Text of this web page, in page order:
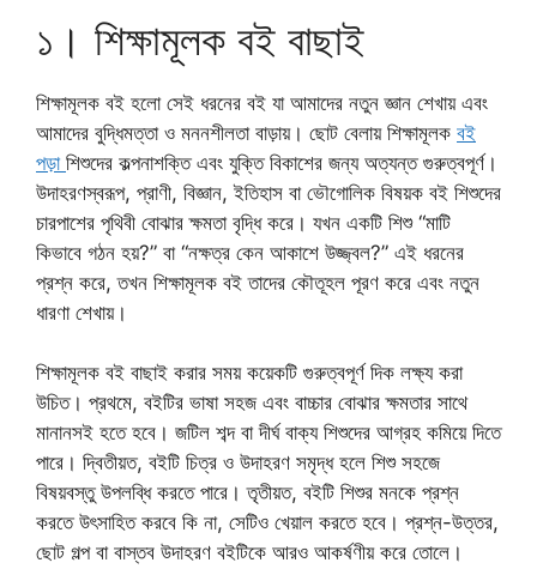
১। শিক্ষামূলক বই বাছাই
শিক্ষামূলক বই হলো সেই ধরনের বই যা আমাদের নতুন জ্ঞান শেখায় এবং
আমাদের বুদ্ধিমত্তা ও মননশীলতা বাড়ায়। ছোট বেলায় শিক্ষামূলক বই
পড়া শিশুদের কল্পনাশক্তি এবং যুক্তি বিকাশের জন্য অত্যন্ত গুরুত্বপূর্ণ।
উদাহরণস্বরূপ, প্রাণী, বিজ্ঞান, ইতিহাস বা ভৌগোলিক বিষয়ক বই শিশুদের
চারপাশের পৃথিবী বোঝার ক্ষমতা বৃদ্ধি করে। যখন একটি শিশু “মাটি
কিভাবে গঠন হয়?” বা “নক্ষত্র কেন আকাশে উজ্জ্বল?” এই ধরনের
প্রশ্ন করে, তখন শিক্ষামূলক বই তাদের কৌতূহল পূরণ করে এবং নতুন
ধারণা শেখায়।
শিক্ষামূলক বই বাছাই করার সময় কয়েকটি গুরুত্বপূর্ণ দিক লক্ষ্য করা
উচিত। প্রথমে, বইটির ভাষা সহজ এবং বাচ্চার বোঝার ক্ষমতার সাথে
মানানসই হতে হবে। জটিল শব্দ বা দীর্ঘ বাক্য শিশুদের আগ্রহ কমিয়ে দিতে
পারে। দ্বিতীয়ত, বইটি চিত্র ও উদাহরণ সমৃদ্ধ হলে শিশু সহজে
বিষয়বস্তু উপলব্ধি করতে পারে। তৃতীয়ত, বইটি শিশুর মনকে প্রশ্ন
করতে উৎসাহিত করবে কি না, সেটিও খেয়াল করতে হবে। প্রশ্ন-উত্তর,
ছোট গল্প বা বাস্তব উদাহরণ বইটিকে আরও আকর্ষণীয় করে তোলে।